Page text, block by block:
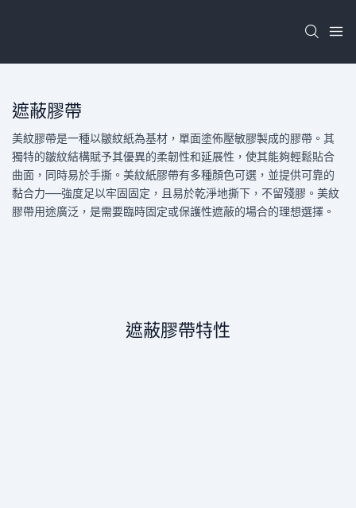
遮蔽膠帶
美紋膠帶是一種以皺紋紙為基材，單面塗佈壓敏膠製成的膠帶。其
獨特的皺紋結構賦予其優異的柔韌性和延展性，使其能夠輕鬆貼合
曲面，同時易於手撕。美紋紙膠帶有多種顏色可選，並提供可靠的
黏合力——強度足以牢固固定，且易於乾淨地撕下，不留殘膠。美紋
膠帶用途廣泛，是需要臨時固定或保護性遮蔽的場合的理想選擇。
遮蔽膠帶特性